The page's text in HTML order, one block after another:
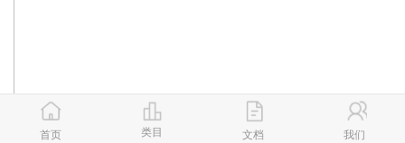
首页 类目 文档 我们